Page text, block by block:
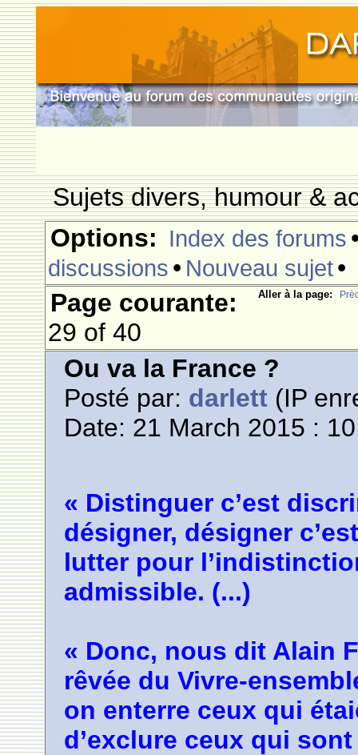
Sujets divers, humour &
Options: Index des forums
discussions • Nouveau sujet•
Aller à la page:
Page courante:
29 of 40
Ou va la France ?
Posté par: darlett (IP
Date: 21 March 2015 :
« Distinguer c’est
désigner, désigner
lutter pour
admissible. (...)
« Donc, nous dit Alain
rêvée du Vivre-
on enterre ceux qui
d’exclure ceux qui